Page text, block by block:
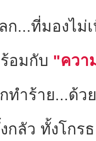
ก...ที่มองไม่
อมกับ "ควา
ทำร้าย...ด้ว
กลัว ทั้งโกร